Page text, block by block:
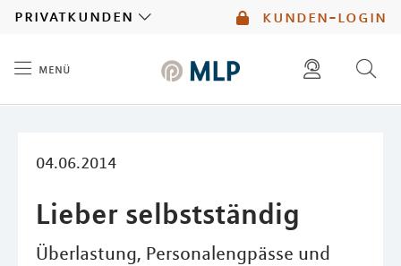
kunden-login
privatkunden
menü
04.06.2014
Lieber selbstständig
Überlastung, Personalengpässe und